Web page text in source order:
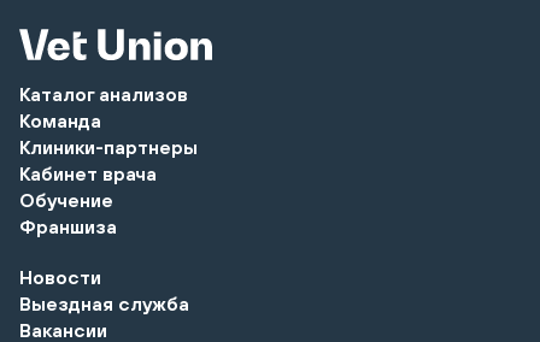
Каталог анализов
Команда
Клиники-партнеры
Кабинет врача
Обучение
Франшиза
Новости
Выездная служба
Вакансии